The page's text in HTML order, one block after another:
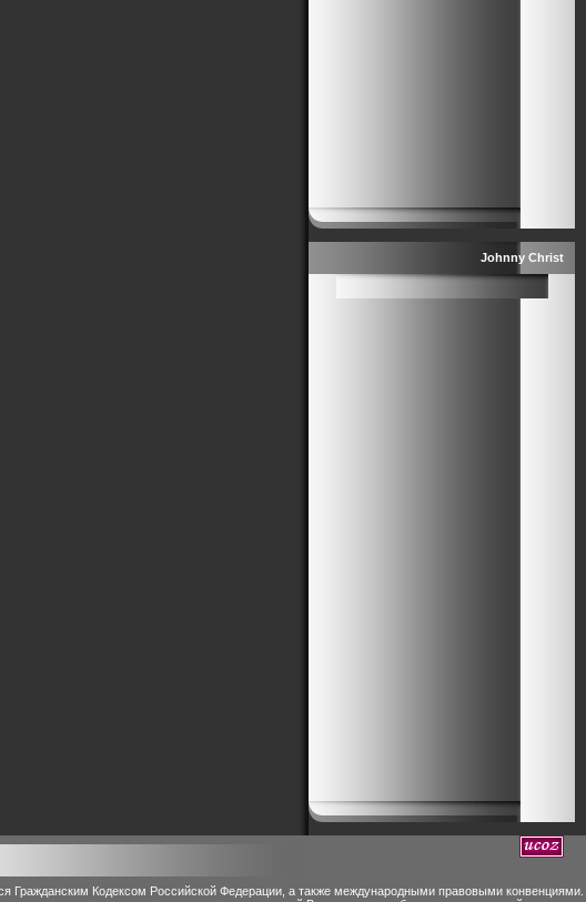
Johnny Christ
Гражданским Кодексом Российской Федерации, а также международными правовыми конвенциями.